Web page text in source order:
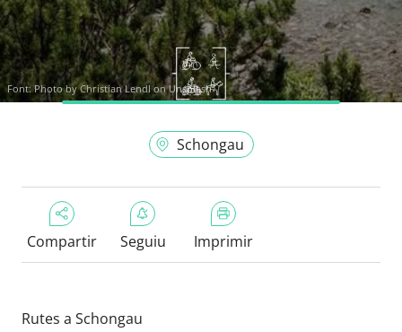
Font:Photo by Christian Lendl on Unsplash
Schongau
Compartir Seguiu Imprimir
Rutes a Schongau